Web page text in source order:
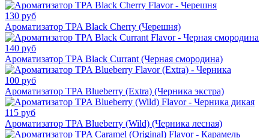
130 руб
Ароматизатор TPA Black Cherry (Черешня)
140 руб
Ароматизатор TPA Black Currant (Черная смородина)
100 руб
Ароматизатор TPA Blueberry (Extra) (Черника экстра)
115 руб
Ароматизатор TPA Blueberry (Wild) (Черника лесная)